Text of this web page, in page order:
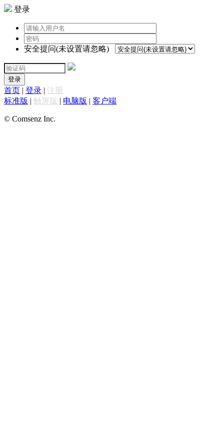
登录
安全提问(未设置请忽略)
登录
首页 | 登录 | 注册
标准版 | 触屏版 | 电脑版 | 客户端
© Comsenz Inc.